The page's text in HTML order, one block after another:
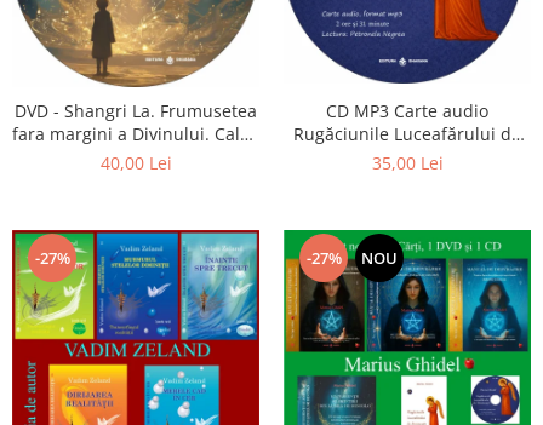
DVD - Shangri La. Frumusetea
fara margini a Divinului. Calea
catre fericire
40,00 Lei
CD MP3 Carte audio
Rugăciunile Luceafărului de
dimineață
35,00 Lei
-27% -27% NOU